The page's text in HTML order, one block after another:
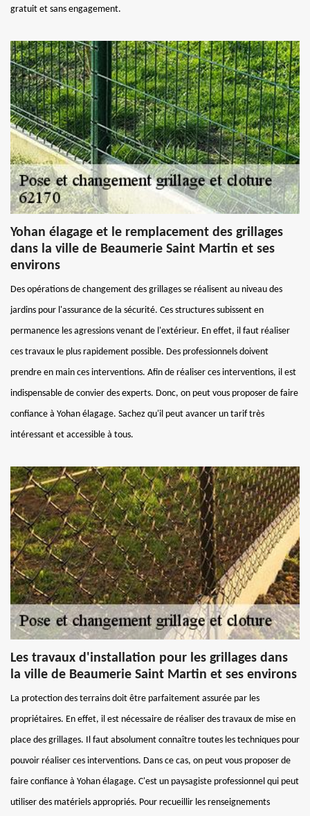
gratuit et sans engagement.
Yohan élagage et le remplacement des grillages
dans la ville de Beaumerie Saint Martin et ses
environs
Des opérations de changement des grillages se réalisent au niveau des
jardins pour l'assurance de la sécurité. Ces structures subissent en
permanence les agressions venant de l'extérieur. En effet, il faut réaliser
ces travaux le plus rapidement possible. Des professionnels doivent
prendre en main ces interventions. Afin de réaliser ces interventions, il est
indispensable de convier des experts. Donc, on peut vous proposer de faire
confiance à Yohan élagage. Sachez qu'il peut avancer un tarif très
intéressant et accessible à tous.
Les travaux d'installation pour les grillages dans
la ville de Beaumerie Saint Martin et ses environs
La protection des terrains doit être parfaitement assurée par les
propriétaires. En effet, il est nécessaire de réaliser des travaux de mise en
place des grillages. Il faut absolument connaître toutes les techniques pour
pouvoir réaliser ces interventions. Dans ce cas, on peut vous proposer de
faire confiance à Yohan élagage. C'est un paysagiste professionnel qui peut
utiliser des matériels appropriés. Pour recueillir les renseignements